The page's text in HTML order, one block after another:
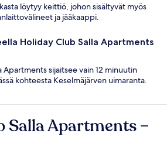
löytyy keittiö, johon sisältyvät myös
ja jääkaappi.
Holiday Club Salla Apartments
Apartments sijaitsee vain 12 minuutin
kohteesta Keselmäjärven uimaranta.
Salla Apartments –